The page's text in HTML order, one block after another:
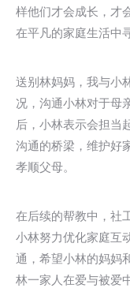
样他们才会成长，才
在平凡的家庭生活中
送别林妈妈，我与小
况，沟通小林对于母
后，小林表示会担当
沟通的桥梁，维护好
孝顺父母。
在后续的帮教中，社
小林努力优化家庭互
通，希望小林的妈妈
林一家人在爱与被爱